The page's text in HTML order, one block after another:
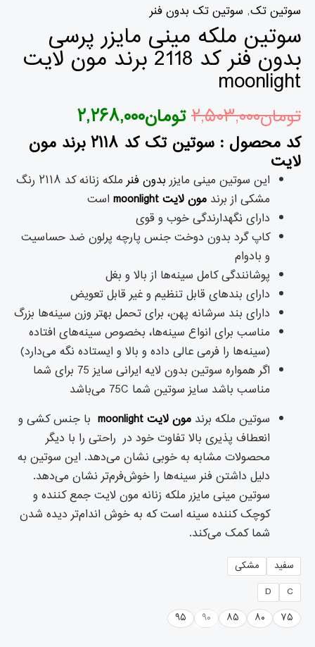
سوتین تک, سوتین تک بدون فنر
سوتین ملکه مینی مایزر پرسی
بدون فنر کد 2118 برند مون لایت
moonlight
تومان۲,۵۰۳,۰۰۰تومان۲,۲۶۸,۰۰۰
کد محصول : سوتین تک کد ۲۱۱۸ برند مون
لایت
این سوتین مینی مایزربدون فنر
ملکه زنانه کد ۲۱۱۸ رنگ
مشکی از برند مون لایتmoonlightاست
دارای نگهدارندگی خوب و قوی
کاپ گرد بدون دوخت جنس پارچه پرلون ضد حساسیت
و بادوام
پوشانندگی کامل سینه‌ها از بالا و بغل
دارای بندهای قابل تنظیم و غیر قابل تعویض
دارای بند سرشانه پهن، برای تحمل بهتر وزن سینه‌ها بزرگ
مناسب برای انواع سینه‌ها، بخصوص سینه‌های افتاده
(سینه‌ها را فرمی عالی داده و بالا و ایستاده نگه می‌دارد)
اگر همواره سوتین بدون لایه ایرانی سایز 75 برای شما
مناسب باشد سایز سوتین شما 75C می‌باشد
سوتین ملکه برند مون لایتmoonlightبا جنس کشی و
انعطاف پذیری بالا تفاوت خود در راحتی را با دیگر
محصولات مشابه به خوبی نشان می‌دهد. این سوتین به
دلیل داشتن فنر سینه‌ها را خوش‌فرم‌تر نشان می‌دهد.
سوتین مینی مایزر ملکه زنانه مون لایت جمع کننده و
کوچک کننده سینه است که به خوش اندام‌تر دیده شدن
شما کمک می‌کند.
سفید
مشکی
C
D
۷۵
۸۰ ۸۵ ۹۰ ۹۵